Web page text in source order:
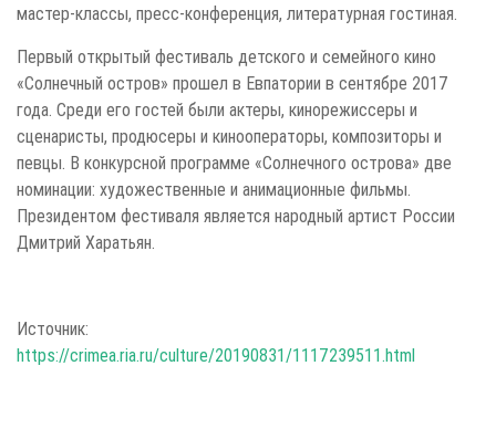
мастер-классы, пресс-конференция, литературная гостиная.
Первый открытый фестиваль детского и семейного кино
«Солнечный остров» прошел в Евпатории в сентябре 2017
года. Среди его гостей были актеры, кинорежиссеры и
сценаристы, продюсеры и кинооператоры, композиторы и
певцы. В конкурсной программе «Солнечного острова» две
номинации: художественные и анимационные фильмы.
Президентом фестиваля является народный артист России
Дмитрий Харатьян.
Источник:
https://crimea.ria.ru/culture/20190831/1117239511.html